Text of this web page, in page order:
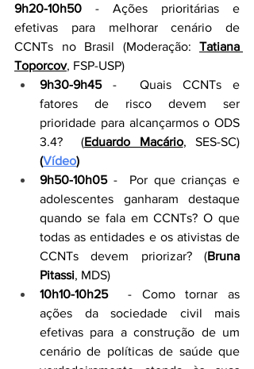
9h20-10h50 - Ações prioritárias e
efetivas para melhorar cenário de
CCNTs no Brasil (Moderação: Tatiana
Toporcov, FSP-USP)
9h30-9h45 -
Quais CCNTs e
fatores de risco devem ser
prioridade para alcançarmos o ODS
3.4?  (Eduardo Macário, SES-SC)
(Vídeo)
9h50-10h05 -
Por que crianças e
adolescentes ganharam destaque
quando se fala em CCNTs? O que
todas as entidades e os ativistas de
CCNTs devem priorizar? (Bruna
Pitassi, MDS)
10h10-10h25
- Como tornar as
ações da sociedade civil mais
efetivas para a construção de um
cenário de políticas de saúde que